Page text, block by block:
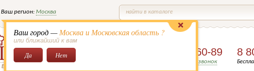
Ваш регион: Москва
Ваш город —Москва и Московская область ?
или ближайший к вам
Да Нет
найти в каталоге
Всё для кондитеров и поваров!
649-60-89
Заказать обратный звонок
8